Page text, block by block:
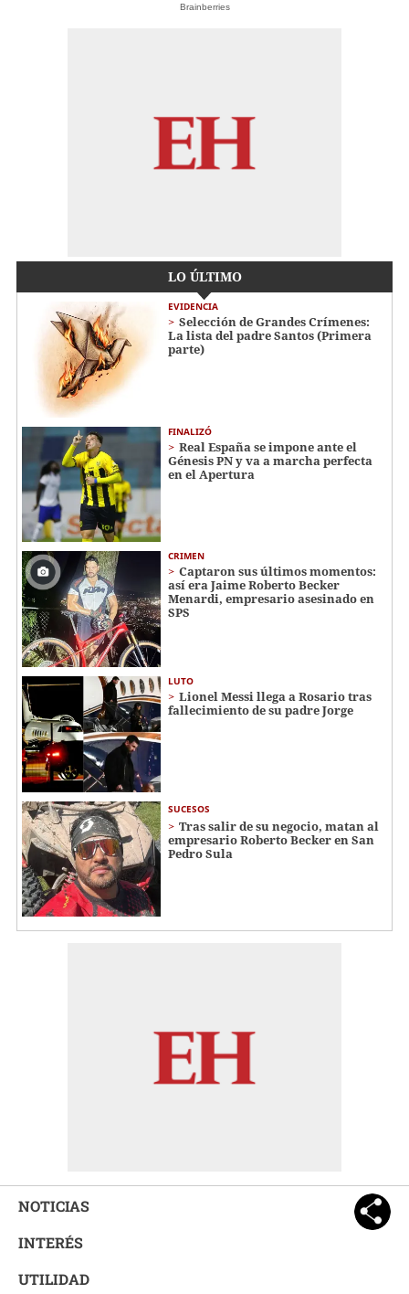
Brainberries
LO ÚLTIMO
EVIDENCIA
Selección de Grandes Crímenes:
La lista del padre Santos (Primera
parte)
FINALIZÓ
Real España se impone ante el
Génesis PN y va a marcha perfecta
en el Apertura
CRIMEN
Captaron sus últimos momentos:
así era Jaime Roberto Becker
Menardi​​​, empresario asesinado en
SPS
LUTO
Lionel Messi llega a Rosario tras
fallecimiento de su padre Jorge
SUCESOS
Tras salir de su negocio, matan al
empresario Roberto Becker en San
Pedro Sula
NOTICIAS
INTERÉS
UTILIDAD